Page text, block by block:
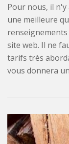
Pour nous, il
une meilleure
site web. Il ne
tarifs très
vous donnera